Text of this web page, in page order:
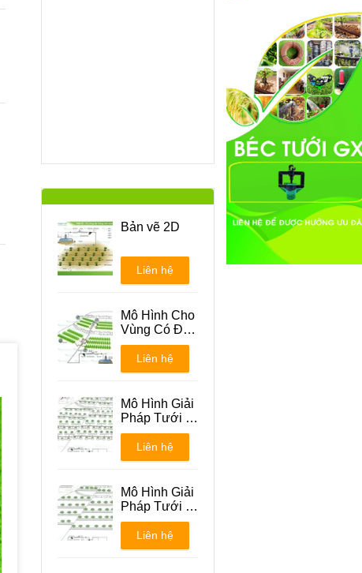
Bản vẽ 2D
Liên hệ
Mô Hình Cho
Vùng Có Địa
Hình Đồi Núi
Liên hệ
Mô Hình Giải
Pháp Tưới -
Phương án 1
Liên hệ
Mô Hình Giải
Pháp Tưới -
Phương án 2
Liên hệ